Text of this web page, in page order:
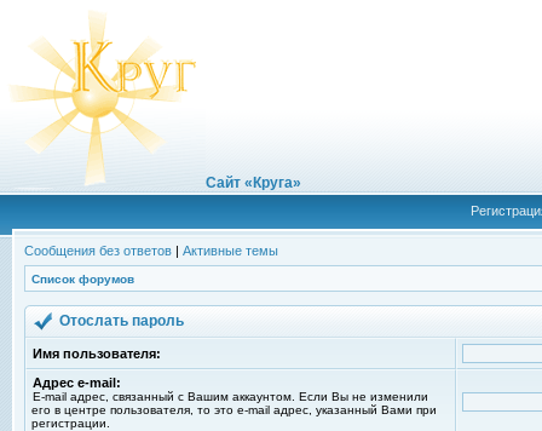
Сайт «Круга»
Сообщения без ответов | Активные темы
Список форумов
Отослать пароль
Имя пользователя:
Адрес e-mail:
E-mail адрес, связанный с Вашим аккаунтом. Если Вы не изменили
его в центре пользователя, то это e-mail адрес, указанный Вами при
регистрации.